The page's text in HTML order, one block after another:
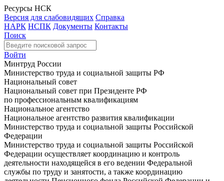
Ресурсы НСК
Версия для слабовидящих Справка
НАРК НСПК Документы Контакты
Поиск
Войти
Минтруд России
Министерство труда и социальной защиты РФ
Национальный совет
Национальный совет при Президенте РФ
по профессиональным квалификациям
Национальное агентство
Национальное агентство развития квалификации
Министерство труда и социальной защиты Российской
Федерации
Министерство труда и социальной защиты Российской
Федерации осуществляет координацию и контроль
деятельности находящейся в его ведении Федеральной
службы по труду и занятости, а также координацию